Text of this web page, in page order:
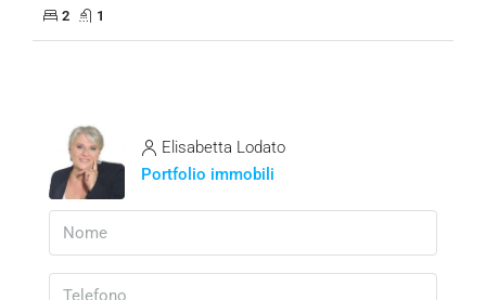
2 1
Elisabetta Lodato
Portfolio immobili